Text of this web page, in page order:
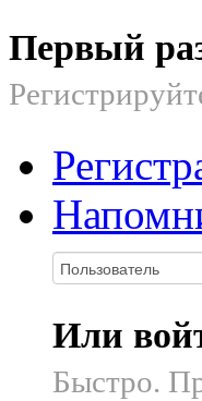
Первый
Или
Быстро.